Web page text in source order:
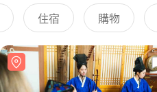
住宿 購物